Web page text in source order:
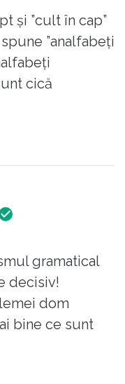
și ”cult în cap”
”analfabeți
cică
VEDERE
putem trece
:-)
gramatical
decisiv!
dom
bine ce sunt
loază...